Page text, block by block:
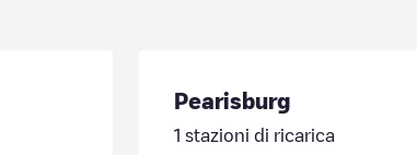
Pearisburg
1 stazioni di ricarica